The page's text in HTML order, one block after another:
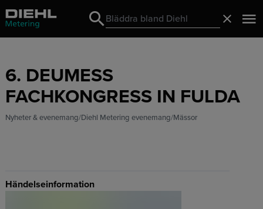
Search
Search
6. DEUMESS
FACHKONGRESS IN FULDA
Nyheter & evenemang Diehl Metering evenemang Mässor
Händelseinformation